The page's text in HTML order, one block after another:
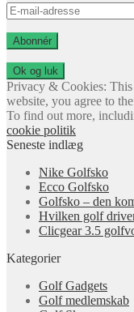
E-
mail-
adresse
Abonnér
Privacy & Cookies: This
website, you agree to
To find out more,
cookie politik
Seneste indlæg
Nike Golfsko
Ecco Golfsko
Golfsko – den
Hvilken golf
Clicgear 3.5
Kategorier
Golf Gadgets
Golf medlemskab